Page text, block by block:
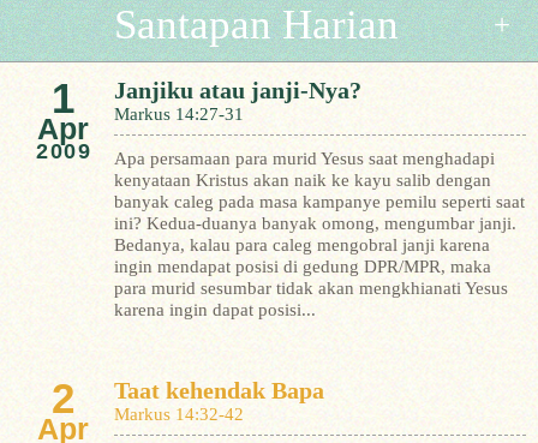
Santapan Harian
1
Apr
2009
Janjiku atau janji-Nya?
Markus 14:27-31
Apa persamaan para murid Yesus saat menghadapi
kenyataan Kristus akan naik ke kayu salib dengan
banyak caleg pada masa kampanye pemilu seperti saat
ini? Kedua-duanya banyak omong, mengumbar janji.
Bedanya, kalau para caleg mengobral janji karena
ingin mendapat posisi di gedung DPR/MPR, maka
para murid sesumbar tidak akan mengkhianati Yesus
karena ingin dapat posisi...
2
Apr
Taat kehendak Bapa
Markus 14:32-42